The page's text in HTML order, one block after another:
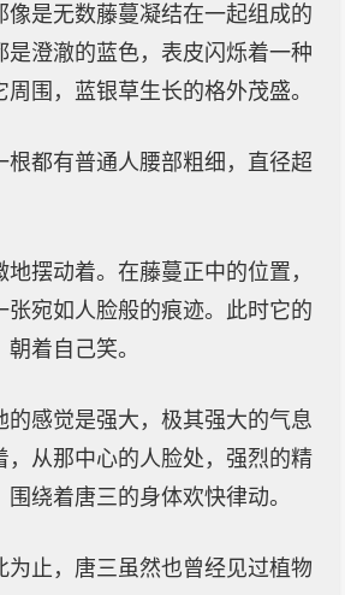
像是无数藤蔓凝结在一起组成的
是澄澈的蓝色，表皮闪烁着一种
围，蓝银草生长的格外茂盛。
根都有普通人腰部粗细，直径超
地摆动着。在藤蔓正中的位置，
张宛如人脸般的痕迹。此时它的
着自己笑。
的感觉是强大，极其强大的气息
，从那中心的人脸处，强烈的精
绕着唐三的身体欢快律动。
为止，唐三虽然也曾经见过植物